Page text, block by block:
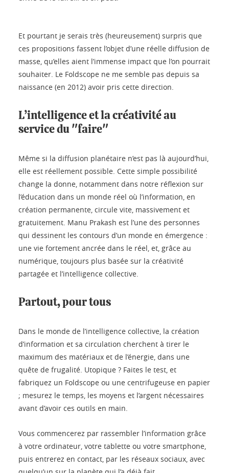
Et pourtant je serais très (heureusement) surpris que
ces propositions fassent l’objet d’une réelle diffusion de
masse, qu’elles aient l’immense impact que l’on pourrait
souhaiter. Le Foldscope ne me semble pas depuis sa
naissance (en 2012) avoir pris cette direction.
L’intelligence et la créativité au
service du "faire"
Même si la diffusion planétaire n’est pas là aujourd’hui,
elle est réellement possible. Cette simple possibilité
change la donne, notamment dans notre réflexion sur
l’éducation dans un monde réel où l’information, en
création permanente, circule vite, massivement et
gratuitement. Manu Prakash est l’une des personnes
qui dessinent les contours d’un monde en émergence :
une vie fortement ancrée dans le réel, et, grâce au
numérique, toujours plus basée sur la créativité
partagée et l’intelligence collective.
Partout, pour tous
Dans le monde de l’intelligence collective, la création
d’information et sa circulation cherchent à tirer le
maximum des matériaux et de l’énergie, dans une
quête de frugalité. Utopique ? Faites le test, et
fabriquez un Foldscope ou une centrifugeuse en papier
; mesurez le temps, les moyens et l’argent nécessaires
avant d’avoir ces outils en main.
Vous commencerez par rassembler l’information grâce
à votre ordinateur, votre tablette ou votre smartphone,
puis entrerez en contact, par les réseaux sociaux, avec